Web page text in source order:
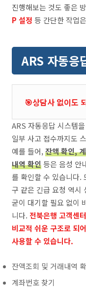
진행해보는 것도 좋은
P 설정 등 간단한 작업
ARS 자동응
🎯상담사 없이도
ARS 자동응답 시스템
일부 사고 접수까지도
예를 들어,잔액 확인,
내역 확인등은 음성 안
를 확인할 수 있습니다.
구 같은 긴급 요청 역시
굳이 대기할 필요 없이
니다. 전북은행 고객센
비교적 쉬운 구조로 되
사용할 수 있습니다.
잔액조회 및 거래내역
계좌번호 찾기